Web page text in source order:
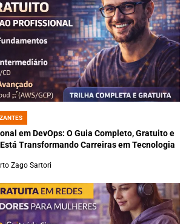
em DevOps: O Guia Completo, Gratuito e
Transformando Carreiras em Tecnologia
Zago Sartori